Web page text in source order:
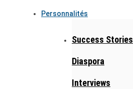
Personnalités
Success Stories
Diaspora
Interviews